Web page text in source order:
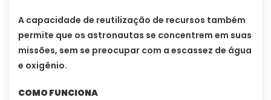
A capacidade de reutilização de recursos também
permite que os astronautas se concentrem em suas
missões, sem se preocupar com a escassez de água
e oxigênio.
COMO FUNCIONA